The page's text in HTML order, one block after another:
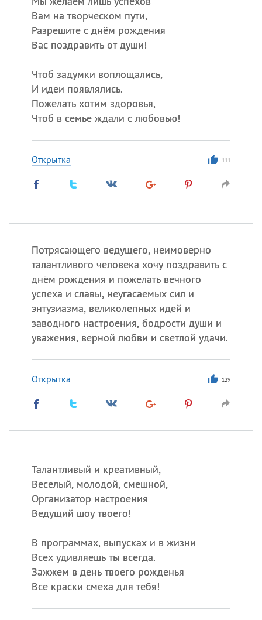
Вам на творческом пути,
Разрешите с днём рождения
Вас поздравить от души!
Чтоб задумки воплощались,
И идеи появлялись.
Пожелать хотим здоровья,
Чтоб в семье ждали с любовью!
Открытка 111
Потрясающего ведущего, неимоверно
талантливого человека хочу поздравить с
днём рождения и пожелать вечного
успеха и славы, неугасаемых сил и
энтузиазма, великолепных идей и
заводного настроения, бодрости души и
уважения, верной любви и светлой удачи.
Открытка 129
Талантливый и креативный,
Веселый, молодой, смешной,
Организатор настроения
Ведущий шоу твоего!
В программах, выпусках и в жизни
Всех удивляешь ты всегда.
Зажжем в день твоего рожденья
Все краски смеха для тебя!